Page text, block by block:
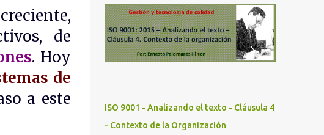
de
. Hoy
de
a este
ISO 9001 - Analizando el texto - Cláusula 4
- Contexto de la Organización